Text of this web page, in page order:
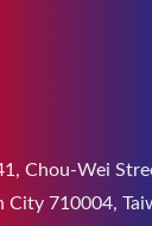
Chou-Wei
City 710004,